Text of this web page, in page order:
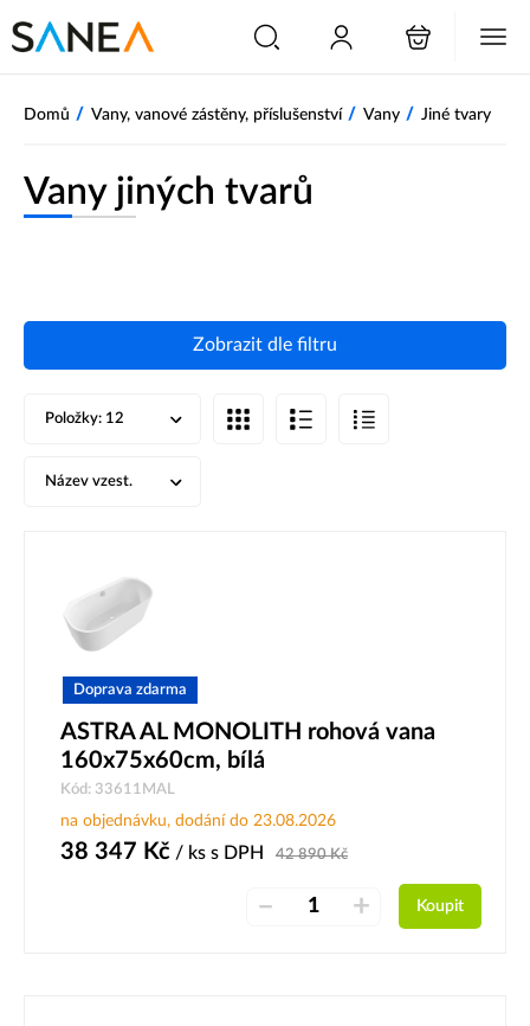
Domů / Vany, vanové zástěny, příslušenství / Vany / Jiné tvary
Vany jiných tvarů
Zobrazit dle filtru
Položky: 12
Název vzest.
Doprava zdarma
ASTRA AL MONOLITH rohová vana
160x75x60cm, bílá
Kód: 33611MAL
na objednávku, dodání do 23.08.2026
38 347 Kč / ks s DPH 42 890Kč
– + Koupit